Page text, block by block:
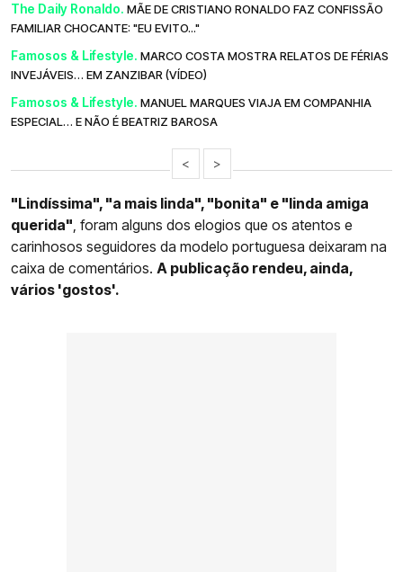
The Daily Ronaldo. MÃE DE CRISTIANO RONALDO FAZ CONFISSÃO
FAMILIAR CHOCANTE: "EU EVITO..."
Famosos & Lifestyle. MARCO COSTA MOSTRA RELATOS DE FÉRIAS
INVEJÁVEIS… EM ZANZIBAR (VÍDEO)
Famosos & Lifestyle. MANUEL MARQUES VIAJA EM COMPANHIA
ESPECIAL… E NÃO É BEATRIZ BAROSA
< >
"Lindíssima", "a mais linda", "bonita" e "linda amiga
querida", foram alguns dos elogios que os atentos e
carinhosos seguidores da modelo portuguesa deixaram na
caixa de comentários. A publicação rendeu, ainda,
vários 'gostos'.